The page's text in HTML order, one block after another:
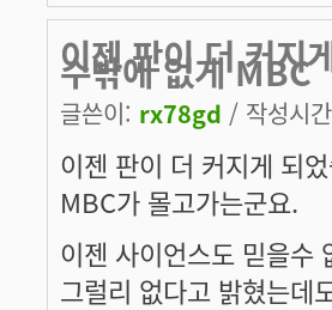
이젠 판이 더 커지
수밖에 없게 MBC
글쓴이: rx78gd / 작성시
이젠 판이 더 커지게 되
MBC가 몰고가는군요.
이젠 사이언스도 믿을수
그럴리 없다고 밝혔는데